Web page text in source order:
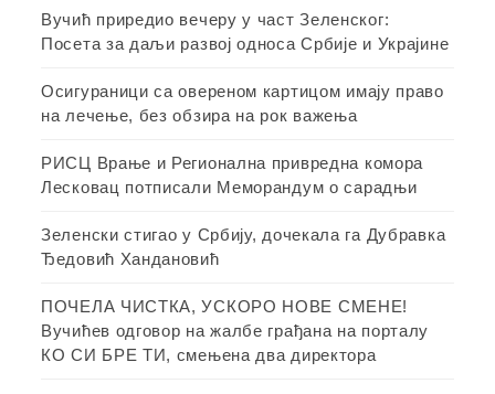
Вучић приредио вечеру у част Зеленског:
Посета за даљи развој односа Србије и Украјине
Осигураници са овереном картицом имају право
на лечење, без обзира на рок важења
РИСЦ Врање и Регионална привредна комора
Лесковац потписали Меморандум о сарадњи
Зеленски стигао у Србију, дочекала га Дубравка
Ђедовић Хандановић
ПОЧЕЛА ЧИСТКА, УСКОРО НОВЕ СМЕНЕ!
Вучићев одговор на жалбе грађана на порталу
КО СИ БРЕ ТИ, смењена два директора